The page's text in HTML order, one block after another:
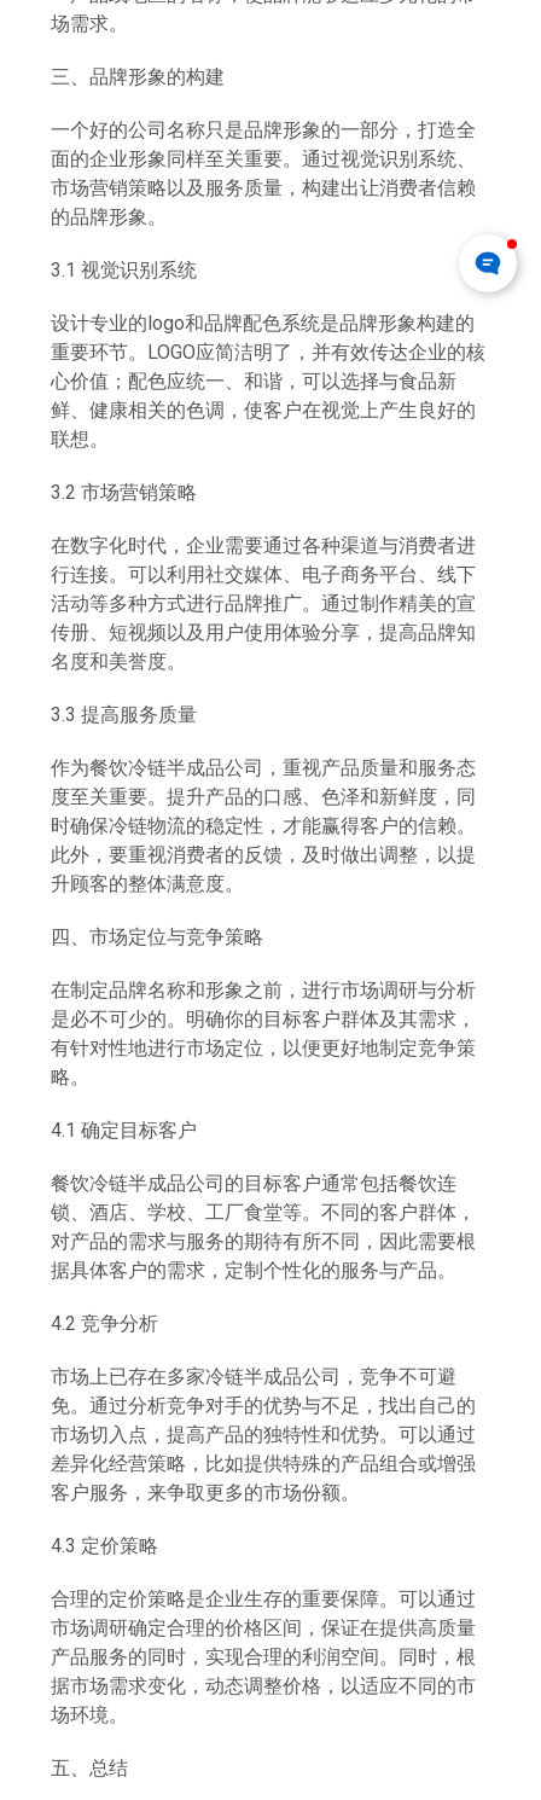
场需求。
三、品牌形象的构建
一个好的公司名称只是品牌形象的一部分，打造全
面的企业形象同样至关重要。通过视觉识别系统、
市场营销策略以及服务质量，构建出让消费者信赖
的品牌形象。
3.1 视觉识别系统
设计专业的logo和品牌配色系统是品牌形象构建的
重要环节。LOGO应简洁明了，并有效传达企业的核
心价值；配色应统一、和谐，可以选择与食品新
鲜、健康相关的色调，使客户在视觉上产生良好的
联想。
3.2 市场营销策略
在数字化时代，企业需要通过各种渠道与消费者进
行连接。可以利用社交媒体、电子商务平台、线下
活动等多种方式进行品牌推广。通过制作精美的宣
传册、短视频以及用户使用体验分享，提高品牌知
名度和美誉度。
3.3 提高服务质量
作为餐饮冷链半成品公司，重视产品质量和服务态
度至关重要。提升产品的口感、色泽和新鲜度，同
时确保冷链物流的稳定性，才能赢得客户的信赖。
此外，要重视消费者的反馈，及时做出调整，以提
升顾客的整体满意度。
四、市场定位与竞争策略
在制定品牌名称和形象之前，进行市场调研与分析
是必不可少的。明确你的目标客户群体及其需求，
有针对性地进行市场定位，以便更好地制定竞争策
略。
4.1 确定目标客户
餐饮冷链半成品公司的目标客户通常包括餐饮连
锁、酒店、学校、工厂食堂等。不同的客户群体，
对产品的需求与服务的期待有所不同，因此需要根
据具体客户的需求，定制个性化的服务与产品。
4.2 竞争分析
市场上已存在多家冷链半成品公司，竞争不可避
免。通过分析竞争对手的优势与不足，找出自己的
市场切入点，提高产品的独特性和优势。可以通过
差异化经营策略，比如提供特殊的产品组合或增强
客户服务，来争取更多的市场份额。
4.3 定价策略
合理的定价策略是企业生存的重要保障。可以通过
市场调研确定合理的价格区间，保证在提供高质量
产品服务的同时，实现合理的利润空间。同时，根
据市场需求变化，动态调整价格，以适应不同的市
场环境。
五、总结